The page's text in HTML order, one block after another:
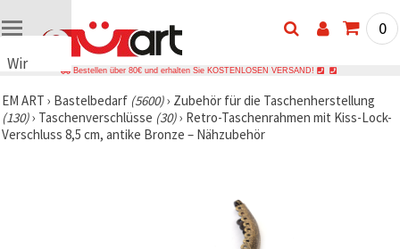
Wir
Cookies
🍪 Wir
verwenden
0
Bestellen über 80€ und erhalten Sie KOSTENLOSEN VERSAND!
EM ART › Bastelbedarf (5600)› Zubehör für die Taschenherstellung
(130)› Taschenverschlüsse (30)› Retro-Taschenrahmen mit Kiss-Lock-
Verschluss 8,5 cm, antike Bronze – Nähzubehör